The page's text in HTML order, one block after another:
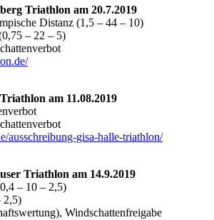
Triathlon am 20.7.2019
Distanz (1,5 – 44 – 10)
– 22 – 5)
am 11.08.2019
ausschreibung-gisa-halle-triathlon/
Triathlon am 14.9.2019
– 10 – 2,5)
2,5)
Windschattenfreigabe